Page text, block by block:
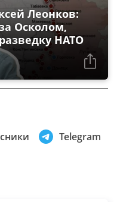
Леонков:
Осколом,
НАТО
Telegram